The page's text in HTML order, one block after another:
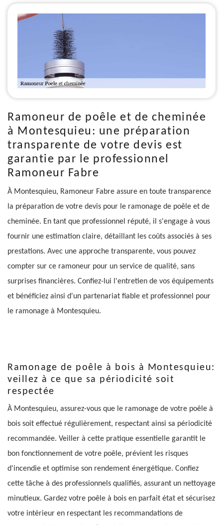
Ramoneur de poêle et de cheminée
à Montesquieu: une préparation
transparente de votre devis est
garantie par le professionnel
Ramoneur Fabre
À Montesquieu, Ramoneur Fabre assure en toute transparence
la préparation de votre devis pour le ramonage de poêle et de
cheminée. En tant que professionnel réputé, il s'engage à vous
fournir une estimation claire, détaillant les coûts associés à ses
prestations. Avec une approche transparente, vous pouvez
compter sur ce ramoneur pour un service de qualité, sans
surprises financières. Confiez-lui l'entretien de vos équipements
et bénéficiez ainsi d'un partenariat fiable et professionnel pour
le ramonage à Montesquieu.
Ramonage de poêle à bois à Montesquieu:
veillez à ce que sa périodicité soit
respectée
À Montesquieu, assurez-vous que le ramonage de votre poêle à
bois soit effectué régulièrement, respectant ainsi sa périodicité
recommandée. Veiller à cette pratique essentielle garantit le
bon fonctionnement de votre poêle, prévient les risques
d'incendie et optimise son rendement énergétique. Confiez
cette tâche à des professionnels qualifiés, assurant un nettoyage
minutieux. Gardez votre poêle à bois en parfait état et sécurisez
votre intérieur en respectant les recommandations de